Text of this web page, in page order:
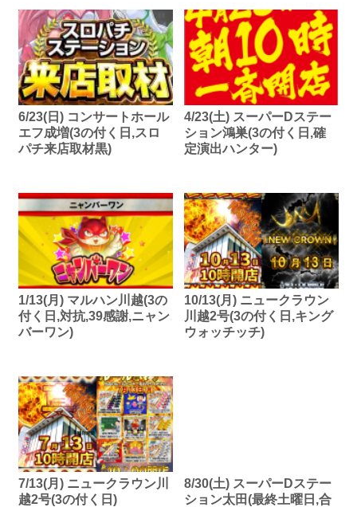
6/23(日) コンサートホール
エフ成増(3の付く日,スロ
パチ来店取材黒)
4/23(土) スーパーDステー
ション鴻巣(3の付く日,確
定演出ハンター)
1/13(月) マルハン川越(3の
付く日,対抗,39感謝,ニャン
バーワン)
10/13(月) ニュークラウン
川越2号(3の付く日,キング
ウォッチッチ)
7/13(月) ニュークラウン川
越2号(3の付く日)
8/30(土) スーパーDステー
ション太田(最終土曜日,合